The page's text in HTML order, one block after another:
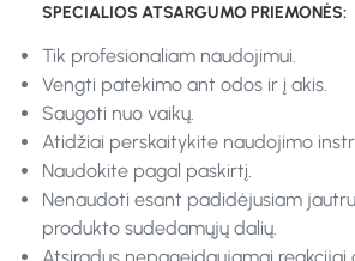
SPECIALIOS ATSARGUMO PRIEMONĖS:
Tik profesionaliam naudojimui.
Vengti patekimo ant odos ir į akis.
Saugoti nuo vaikų.
Atidžiai perskaitykite naudojimo
Naudokite pagal paskirtį.
Nenaudoti esant padidėjusiam
produkto sudedamųjų dalių.